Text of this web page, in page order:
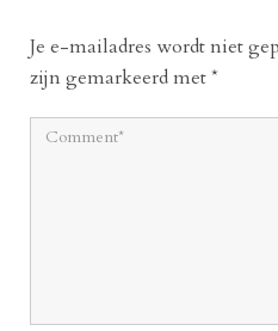
Je e-mailadres wordt niet
zijn gemarkeerd met*